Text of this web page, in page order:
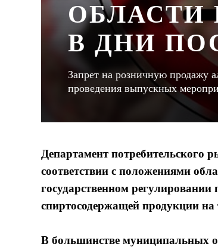
ОБЛАСТИ
В ДНИ
Запрет на розничную продажу
проведения выпускных
Департамент потребительского
соответствии с положениями
государственном регулировании
спиртосодержащей продукции на
В большинстве муниципальных